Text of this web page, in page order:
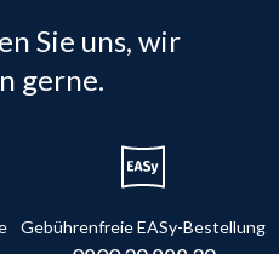
Sie uns, wir
gerne.
Gebührenfreie EASy-Bestellung